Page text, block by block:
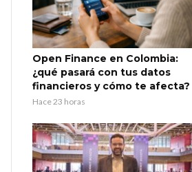
Open Finance en Colombia:
¿qué pasará con tus datos
financieros y cómo te afecta?
Hace 23 horas